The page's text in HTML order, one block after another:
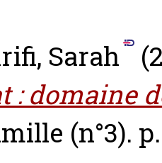
Sarah
: domaine
(n°3).